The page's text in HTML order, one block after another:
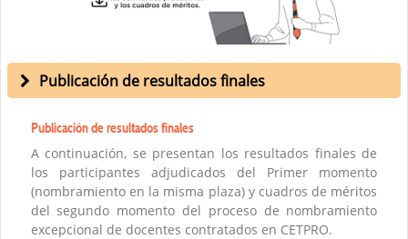
Publicación de resultados finales
Publicación de resultados finales
A continuación, se presentan los resultados finales de
los participantes adjudicados del Primer momento
(nombramiento en la misma plaza) y cuadros de méritos
del segundo momento del proceso de nombramiento
excepcional de docentes contratados en CETPRO.